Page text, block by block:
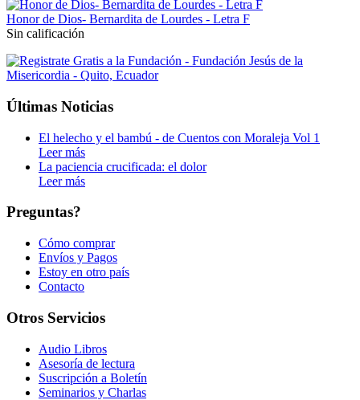
Honor de Dios- Bernardita de Lourdes - Letra F
Sin calificación
Últimas Noticias
El helecho y el bambú - de Cuentos con Moraleja Vol 1
Leer más
La paciencia crucificada: el dolor
Leer más
Preguntas?
Cómo comprar
Envíos y Pagos
Estoy en otro país
Contacto
Otros Servicios
Audio Libros
Asesoría de lectura
Suscripción a Boletín
Seminarios y Charlas